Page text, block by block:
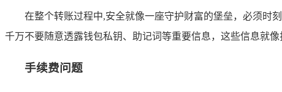
在整个转账过程中,安全就像一座守护财富的堡垒，必须时
千万不要随意透露钱包私钥、助记词等重要信息，这些信息就
手续费问题